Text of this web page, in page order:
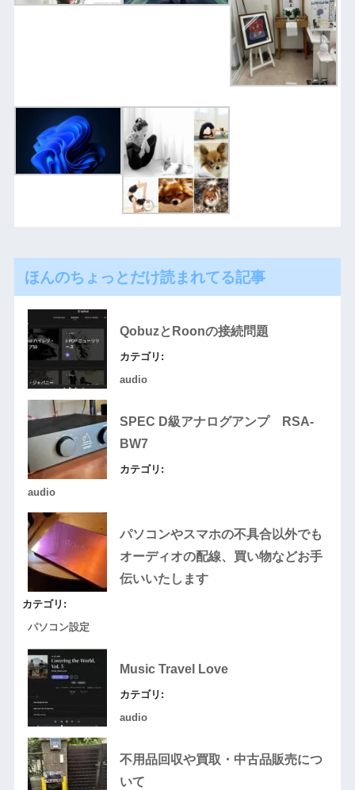
ほんのちょっとだけ読まれてる記事
QobuzとRoonの接続問題
カテゴリ:
audio
SPEC D級アナログアンプ RSA-
BW7
カテゴリ:
audio
パソコンやスマホの不具合以外でも
オーディオの配線、買い物などお手
伝いいたします
カテゴリ:
パソコン設定
Music Travel Love
カテゴリ:
audio
不用品回収や買取・中古品販売につ
いて